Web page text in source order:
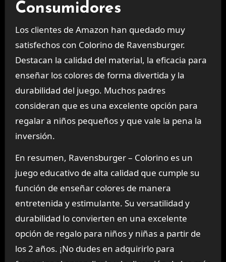
Consumidores
Los clientes de Amazon han quedado muy
satisfechos con Colorino de Ravensburger.
Destacan la calidad del material, la eficacia para
enseñar los colores de forma divertida y la
durabilidad del juego. Muchos padres
consideran que es una excelente opción para
regalar a niños pequeños y que vale la pena la
inversión.
En resumen, Ravensburger – Colorino es un
juego educativo de alta calidad que cumple su
función de enseñar colores de manera
entretenida y estimulante. Su versatilidad y
durabilidad lo convierten en una excelente
opción de regalo para niños y niñas a partir de
los 2 años. ¡No dudes en adquirirlo para